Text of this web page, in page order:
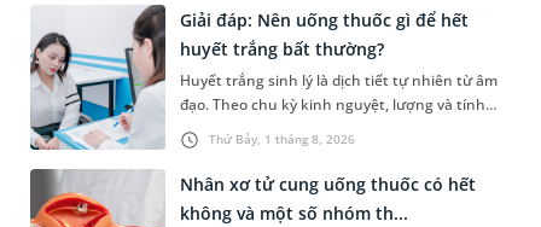
khỏe của người bệnh, bác sĩ sẽ chỉ định các loại
thuốc phù hợp để kiểm soát bệnh hiệu quả.
Vậy viêm đường tiết niệu ở nữ uống thuốc gì và
cần lưu ý những gì trong quá trình điều trị? Hãy
cùng tìm hiểu trong bài viết dưới đây.
Thứ Bảy, 1 tháng 8, 2026
Giải đáp: Nên uống thuốc gì để hết
huyết trắng bất thường?
Huyết trắng sinh lý là dịch tiết tự nhiên từ âm
đạo. Theo chu kỳ kinh nguyệt, lượng và tính
chất của dạng dịch tiết âm đạo này có thể thay
đổi. Khi mắc bệnh phụ khoa, âm đạo có thể tiết
nhiều huyết trắng bất thường kèm theo các
triệu chứng khó chịu. Tình trạng này có thể
Nhân xơ tử cung uống thuốc có hết
không và một số nhóm th...